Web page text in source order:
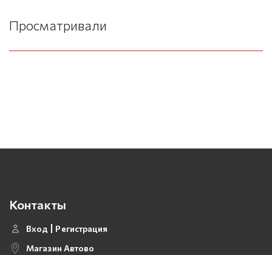
Просматривали
Контакты
Вход
Регистрация
Магазин Автово